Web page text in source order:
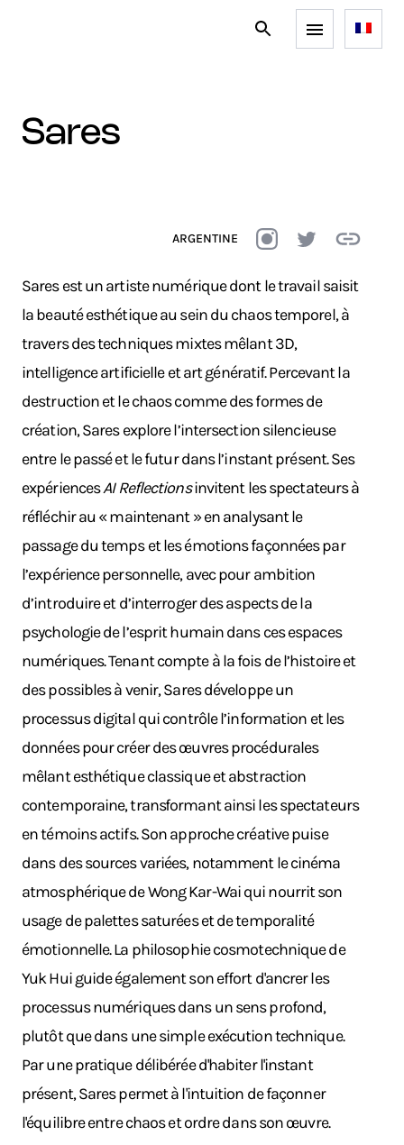
sares
ARGENTINE
Sares est un artiste numérique dont le travail saisit
la beauté esthétique au sein du chaos temporel, à
travers des techniques mixtes mêlant 3D,
intelligence artificielle et art génératif. Percevant la
destruction et le chaos comme des formes de
création, Sares explore l’intersection silencieuse
entre le passé et le futur dans l’instant présent. Ses
expériencesAI Reflectionsinvitent les spectateurs à
réfléchir au « maintenant » en analysant le
passage du temps et les émotions façonnées par
l’expérience personnelle, avec pour ambition
d’introduire et d’interroger des aspects de la
psychologie de l’esprit humain dans ces espaces
numériques. Tenant compte à la fois de l’histoire et
des possibles à venir, Sares développe un
processus digital qui contrôle l’information et les
données pour créer des œuvres procédurales
mêlant esthétique classique et abstraction
contemporaine, transformant ainsi les spectateurs
en témoins actifs. Son approche créative puise
dans des sources variées, notamment le cinéma
atmosphérique de Wong Kar-Wai qui nourrit son
usage de palettes saturées et de temporalité
émotionnelle. La philosophie cosmotechnique de
Yuk Hui guide également son effort d'ancrer les
processus numériques dans un sens profond,
plutôt que dans une simple exécution technique.
Par une pratique délibérée d'habiter l'instant
présent, Sares permet à l'intuition de façonner
l'équilibre entre chaos et ordre dans son œuvre.